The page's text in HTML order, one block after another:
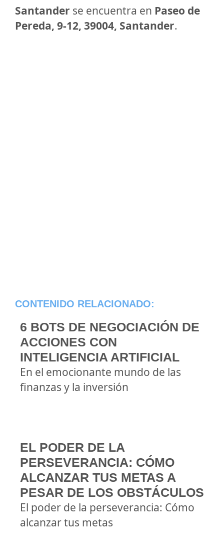
Santander se encuentra en Paseo de
Pereda, 9-12, 39004, Santander.
CONTENIDO RELACIONADO:
6 BOTS DE NEGOCIACIÓN DE
ACCIONES CON
INTELIGENCIA ARTIFICIAL
En el emocionante mundo de las
finanzas y la inversión
EL PODER DE LA
PERSEVERANCIA: CÓMO
ALCANZAR TUS METAS A
PESAR DE LOS OBSTÁCULOS
El poder de la perseverancia: Cómo
alcanzar tus metas